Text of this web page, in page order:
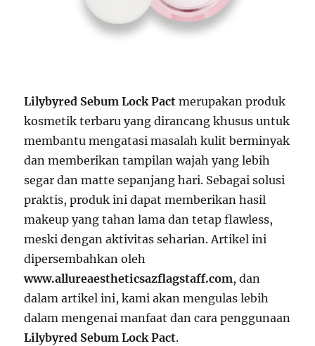
Lilybyred Sebum Lock Pact merupakan produk
kosmetik terbaru yang dirancang khusus untuk
membantu mengatasi masalah kulit berminyak
dan memberikan tampilan wajah yang lebih
segar dan matte sepanjang hari. Sebagai solusi
praktis, produk ini dapat memberikan hasil
makeup yang tahan lama dan tetap flawless,
meski dengan aktivitas seharian. Artikel ini
dipersembahkan oleh
www.allureaestheticsazflagstaff.com, dan
dalam artikel ini, kami akan mengulas lebih
dalam mengenai manfaat dan cara penggunaan
Lilybyred Sebum Lock Pact.